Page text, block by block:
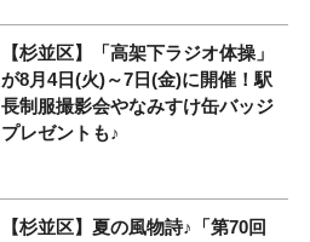
【杉並区】「高架下ラジオ体操」
が8月4日(火)～7日(金)に開催！駅
長制服撮影会やなみすけ缶バッジ
プレゼントも♪
【杉並区】夏の風物詩♪「第70回